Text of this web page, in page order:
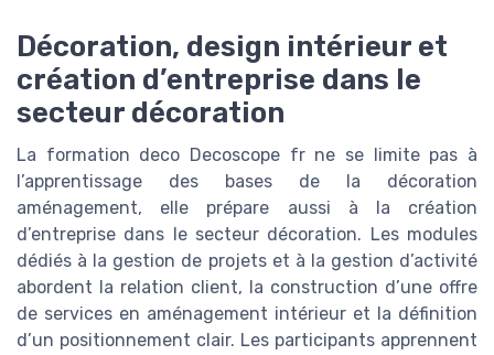
Décoration, design intérieur et
création d’entreprise dans le
secteur décoration
La formation deco Decoscope fr ne se limite pas à
l’apprentissage des bases de la décoration
aménagement, elle prépare aussi à la création
d’entreprise dans le secteur décoration. Les modules
dédiés à la gestion de projets et à la gestion d’activité
abordent la relation client, la construction d’une offre
de services en aménagement intérieur et la définition
d’un positionnement clair. Les participants apprennent